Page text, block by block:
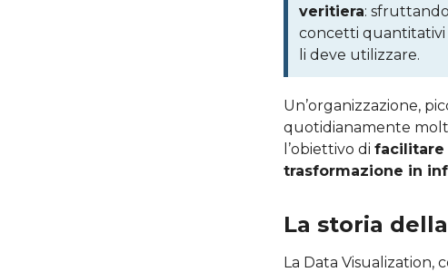
veritiera:
concetti quantitativi
li deve utilizzare.
Un’organizzazione,
quotidianamente molti
l’obiettivo di facilitare
trasformazione in
La storia
La Data Visualization,